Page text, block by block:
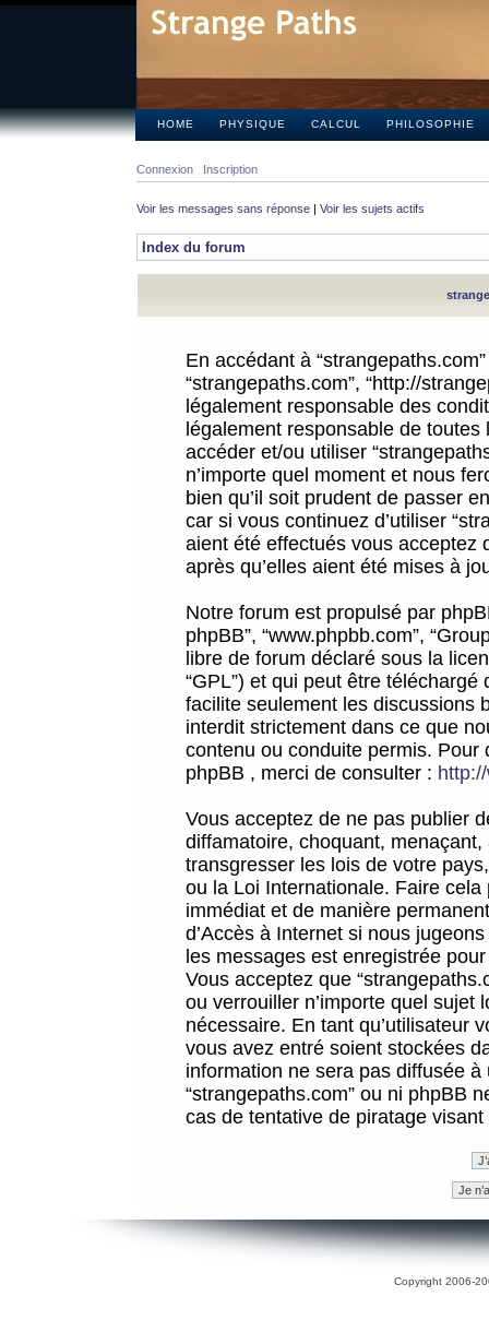
HOME PHYSIQUE CALCUL PHILOSOPHIE
Connexion Inscription
Voir les messages sans réponse | Voir les sujets actifs
Index du forum
En accédant à
“strangepaths.com”, “http://
légalement responsable des
légalement responsable de
accéder et/ou utiliser
n’importe quel moment et nous
bien qu’il soit prudent de passer
car si vous continuez d’utiliser
aient été effectués vous acceptez
après qu’elles aient été mises à
Notre forum est propulsé par
phpBB”, “www.phpbb.com”,
libre de forum déclaré sous la
“GPL”) et qui peut être téléchargé
facilite seulement les discussions
interdit strictement dans ce que
contenu ou conduite permis.
phpBB , merci de consulter :
Vous acceptez de ne pas publier
diffamatoire, choquant,
transgresser les lois de votre
ou la Loi Internationale. Faire
immédiat et de manière
d’Accès à Internet si nous
les messages est enregistrée
Vous acceptez que
ou verrouiller n’importe quel sujet
nécessaire. En tant qu’utilisateur
vous avez entré soient stockées
information ne sera pas diffusée
“strangepaths.com” ou ni phpBB
cas de tentative de piratage
Copyright 2006-